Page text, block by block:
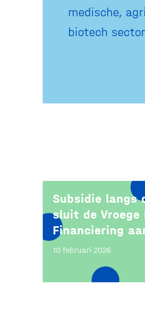
medische,
biotech
Subsidie langs
sluit de Vroege
Financiering
10 februari 2026